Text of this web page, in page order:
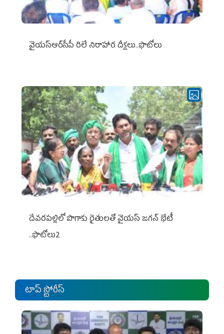
వైయ‌స్ఆర్‌సీపీ రిలే నిరాహార దీక్షలు..ఫొటోలు
దేవరపల్లిలో పొగాకు రైతులతో వైయస్ జగన్ భేటీ
..ఫొటోలు2
టాప్ స్టోరీస్